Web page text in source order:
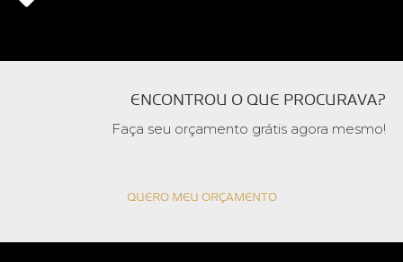
ENCONTROU O QUE PROCURAVA?
Faça seu orçamento grátis agora mesmo!
QUERO MEU ORÇAMENTO